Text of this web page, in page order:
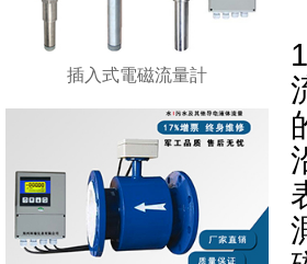
插入式電磁流量計